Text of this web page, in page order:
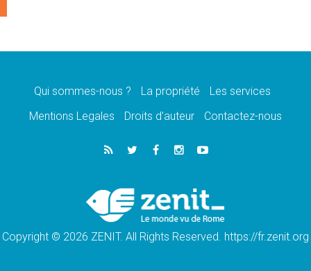
07.08.2026
07.08.2026
lancement des «dix jours de prière pour la
06.08.2026
Préparatifs des JMJ 2027 à Séoul: «c'est
Chrétiens et confucéens: respect et sagesse
pour relever les «défis urgents»
Qui sommes-nous ? La propriété
Les services
Mentions Legales
Droits d’auteur Contactez-nous
Copyright © 2026 ZENIT. All Rights Reserved. https://fr.zenit.org